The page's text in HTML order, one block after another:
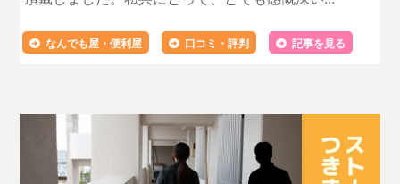
なんでも屋・便利屋 口コミ・評判 記事を見る